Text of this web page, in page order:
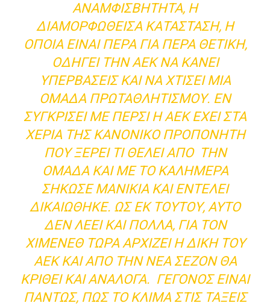
ΑΝΑΜΦΙΣΒΉΤΗΤΑ, Η
ΔΙΑΜΟΡΦΩΘΕΊΣΑ ΚΑΤΆΣΤΑΣΗ, Η
ΟΠΟΊΑ ΕΊΝΑΙ ΠΈΡΑ ΓΙΑ ΠΈΡΑ ΘΕΤΙΚΉ,
ΟΔΗΓΕΊ ΤΗΝ ΑΕΚ ΝΑ ΚΆΝΕΙ
ΥΠΕΡΒΆΣΕΙΣ ΚΑΙ ΝΑ ΧΤΊΣΕΙ ΜΙΑ
ΟΜΆΔΑ ΠΡΩΤΑΘΛΗΤΙΣΜΟΎ. ΕΝ
ΣΥΓΚΡΊΣΕΙ ΜΕ ΠΈΡΣΙ Η ΑΕΚ ΈΧΕΙ ΣΤΑ
ΧΈΡΙΑ ΤΗΣ ΚΑΝΟΝΙΚΌ ΠΡΟΠΟΝΗΤΉ
ΠΟΥ ΞΈΡΕΙ ΤΙ ΘΈΛΕΙ ΑΠΌ ΤΗΝ
ΟΜΆΔΑ ΚΑΙ ΜΕ ΤΟ ΚΑΛΗΜΈΡΑ
ΣΉΚΩΣΕ ΜΑΝΊΚΙΑ ΚΑΙ ΕΝΤΈΛΕΙ
ΔΙΚΑΙΏΘΗΚΕ. ΩΣ ΕΚ ΤΟΎΤΟΥ, ΑΥΤΌ
ΔΕΝ ΛΈΕΙ ΚΑΙ ΠΟΛΛΆ, ΓΙΑ ΤΟΝ
ΧΙΜΈΝΕΘ ΤΏΡΑ ΑΡΧΊΖΕΙ Η ΔΙΚΉ ΤΟΥ
ΑΕΚ ΚΑΙ ΑΠΌ ΤΗΝ ΝΈΑ ΣΕΖΌΝ ΘΑ
ΚΡΙΘΕΊ ΚΑΙ ΑΝΆΛΟΓΑ. ΓΕΓΟΝΌΣ ΕΊΝΑΙ
ΠΆΝΤΩΣ, ΠΩΣ ΤΟ ΚΛΊΜΑ ΣΤΙΣ ΤΆΞΕΙΣ